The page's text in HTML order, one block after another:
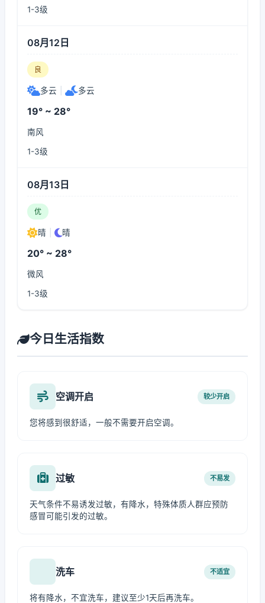
1-3级
08月12日
良
多云 多云
19° ~ 28°
南风
1-3级
08月13日
优
晴 晴
20° ~ 28°
微风
1-3级
今日生活指数
空调开启 较少开启
您将感到很舒适，一般不需要开启空调。
过敏 不易发
天气条件不易诱发过敏，有降水，特殊体质人群应预防
感冒可能引发的过敏。
洗车 不适宜
将有降水，不宜洗车，建议至少1天后再洗车。